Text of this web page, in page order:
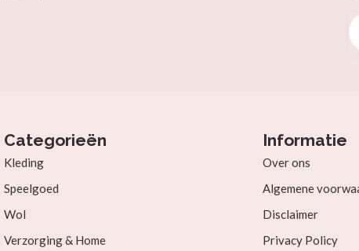
Categorieën
Kleding
Speelgoed
Wol
Verzorging & Home
Informatie
Over ons
Algemene
Disclaimer
Privacy Policy